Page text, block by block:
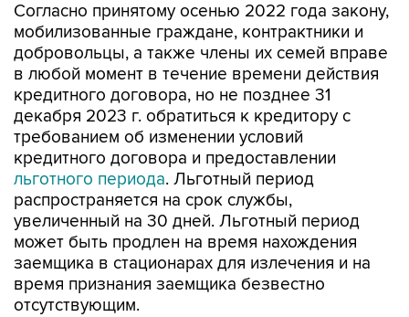
Согласно принятому осенью 2022 года закону,
мобилизованные граждане, контрактники и
добровольцы, а также члены их семей вправе
в любой момент в течение времени действия
кредитного договора, но не позднее 31
декабря 2023 г. обратиться к кредитору с
требованием об изменении условий
кредитного договора и предоставлении
льготного периода. Льготный период
распространяется на срок службы,
увеличенный на 30 дней. Льготный период
может быть продлен на время нахождения
заемщика в стационарах для излечения и на
время признания заемщика безвестно
отсутствующим.